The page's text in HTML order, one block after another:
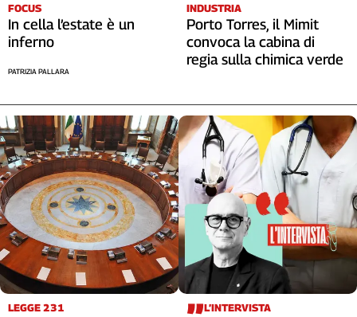
FOCUS
In cella l’estate è un
inferno
PATRIZIA PALLARA
INDUSTRIA
Porto Torres, il Mimit
convoca la cabina di
regia sulla chimica verde
LEGGE 231 L’INTERVISTA